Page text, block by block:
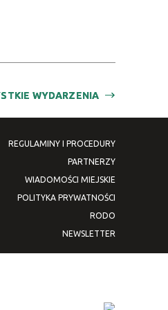
WYDARZENIA
REGULAMINY I PROCEDURY
PARTNERZY
WIADOMOŚCI MIEJSKIE
POLITYKA PRYWATNOŚCI
RODO
NEWSLETTER